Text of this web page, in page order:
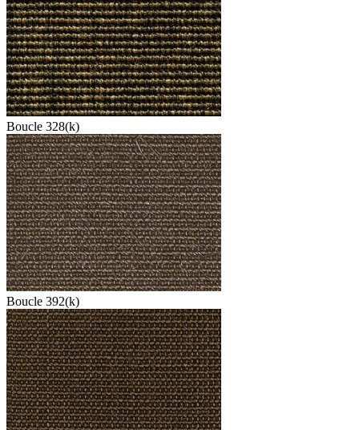
Boucle 328(k)
Boucle 392(k)